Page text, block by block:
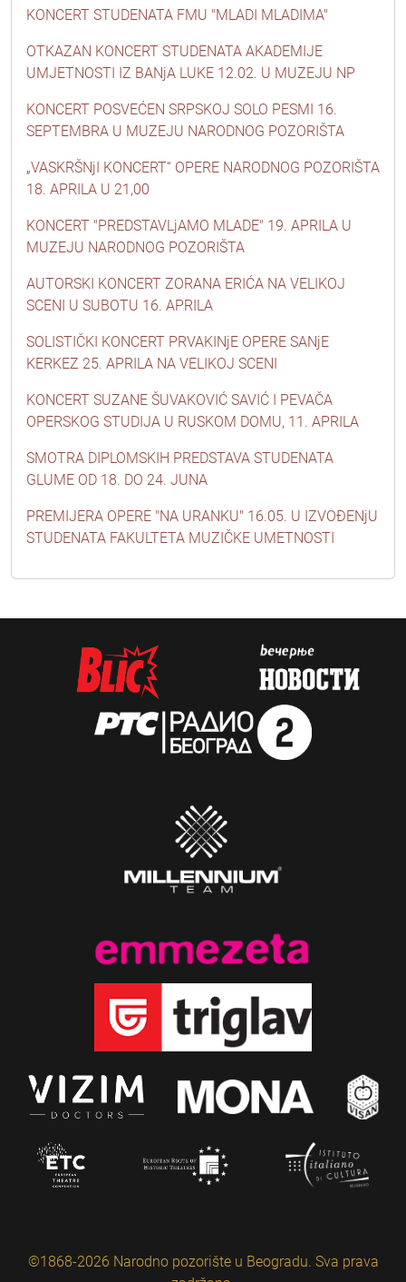
KONCERT STUDENATA FMU "MLADI MLADIMA"
OTKAZAN KONCERT STUDENATA AKADEMIJE
UMJETNOSTI IZ BANjA LUKE 12.02. U MUZEJU NP
KONCERT POSVEĆEN SRPSKOJ SOLO PESMI 16.
SEPTEMBRA U MUZEJU NARODNOG POZORIŠTA
„VASKRŠNjI KONCERT“ OPERE NARODNOG POZORIŠTA
18. APRILA U 21,00
KONCERT "PREDSTAVLjAMO MLADE" 19. APRILA U
MUZEJU NARODNOG POZORIŠTA
AUTORSKI KONCERT ZORANA ERIĆA NA VELIKOJ
SCENI U SUBOTU 16. APRILA
SOLISTIČKI KONCERT PRVAKINjE OPERE SANjE
KERKEZ 25. APRILA NA VELIKOJ SCENI
KONCERT SUZANE ŠUVAKOVIĆ SAVIĆ I PEVAČA
OPERSKOG STUDIJA U RUSKOM DOMU, 11. APRILA
SMOTRA DIPLOMSKIH PREDSTAVA STUDENATA
GLUME OD 18. DO 24. JUNA
PREMIJERA OPERE "NA URANKU" 16.05. U IZVOĐENjU
STUDENATA FAKULTETA MUZIČKE UMETNOSTI
©1868-2026 Narodno pozorište u Beogradu. Sva prava